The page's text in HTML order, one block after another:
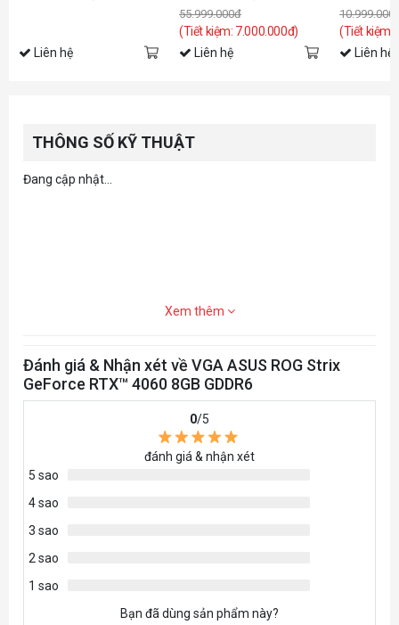
Liên hệ
55.999.000đ
(Tiết kiệm: 7.000.000đ)
Liên hệ
(Tiết kiệm:
Liên hệ
THÔNG SỐ KỸ THUẬT
Đang cập nhật...
Xem thêm
Đánh giá & Nhận xét về VGA ASUS ROG Strix
GeForce RTX™ 4060 8GB GDDR6
0/5
đánh giá & nhận xét
5 sao
4 sao
3 sao
2 sao
1 sao
Bạn đã dùng sản phẩm này?